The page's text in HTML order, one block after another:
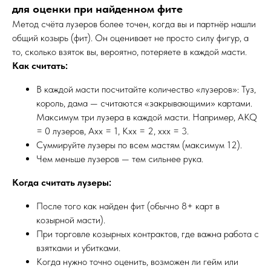
для оценки при найденном фите
Метод счёта лузеров более точен, когда вы и партнёр нашли
общий козырь (фит). Он оценивает не просто силу фигур, а
то, сколько взяток вы, вероятно, потеряете в каждой масти.
Как считать:
В каждой масти посчитайте количество «лузеров»: Туз,
король, дама — считаются «закрывающими» картами.
Максимум три лузера в каждой масти. Например, AKQ
= 0 лузеров, Axx = 1, Kxx = 2, xxx = 3.
Суммируйте лузеры по всем мастям (максимум 12).
Чем меньше лузеров — тем сильнее рука.
Когда считать лузеры:
После того как найден фит (обычно 8+ карт в
козырной масти).
При торговле козырных контрактов, где важна работа с
взятками и убитками.
Когда нужно точно оценить, возможен ли гейм или